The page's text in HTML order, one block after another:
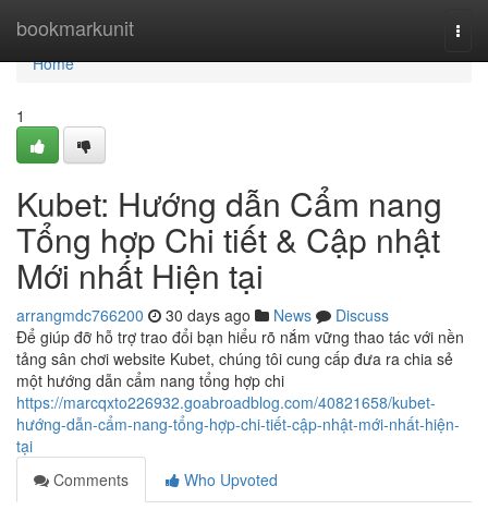
bookmarkunit
Home
Home
1
Kubet: Hướng dẫn Cẩm nang
Tổng hợp Chi tiết & Cập nhật
Mới nhất Hiện tại
arrangmdc766200 30 days ago News
Discuss
Để giúp đỡ hỗ trợ trao đổi bạn hiểu rõ nắm vững thao tác với nền
tảng sân chơi website Kubet, chúng tôi cung cấp đưa ra chia sẻ
một hướng dẫn cẩm nang tổng hợp chi
https://marcqxto226932.goabroadblog.com/40821658/kubet-
hướng-dẫn-cẩm-nang-tổng-hợp-chi-tiết-cập-nhật-mới-nhất-hiện-
tại
Comments
Who Upvoted